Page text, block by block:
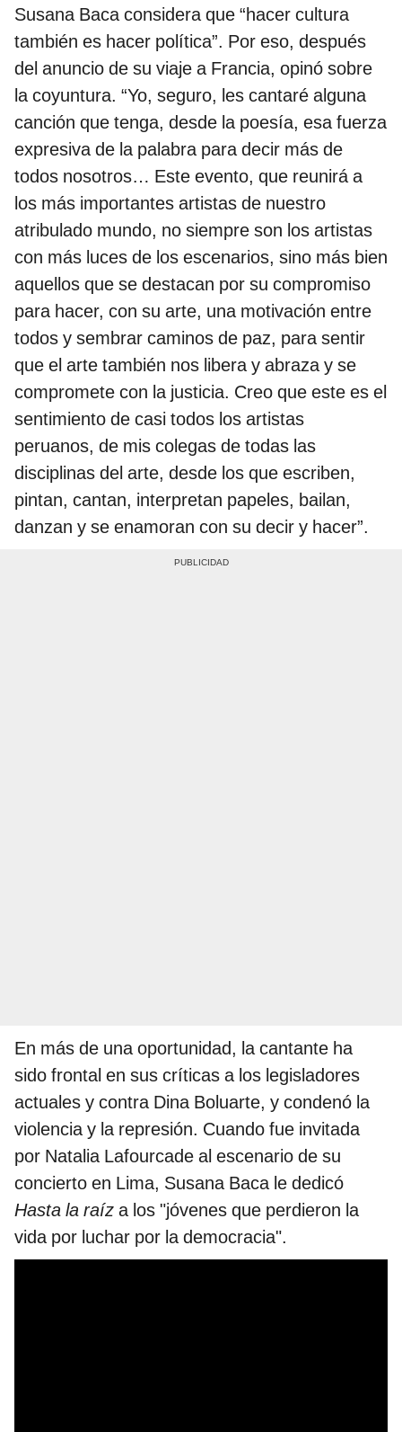
Susana Baca considera que “hacer cultura
también es hacer política”. Por eso, después
del anuncio de su viaje a Francia, opinó sobre
la coyuntura. “Yo, seguro, les cantaré alguna
canción que tenga, desde la poesía, esa fuerza
expresiva de la palabra para decir más de
todos nosotros… Este evento, que reunirá a
los más importantes artistas de nuestro
atribulado mundo, no siempre son los artistas
con más luces de los escenarios, sino más bien
aquellos que se destacan por su compromiso
para hacer, con su arte, una motivación entre
todos y sembrar caminos de paz, para sentir
que el arte también nos libera y abraza y se
compromete con la justicia. Creo que este es el
sentimiento de casi todos los artistas
peruanos, de mis colegas de todas las
disciplinas del arte, desde los que escriben,
pintan, cantan, interpretan papeles, bailan,
danzan y se enamoran con su decir y hacer”.
En más de una oportunidad, la cantante ha
sido frontal en sus críticas a los legisladores
actuales y contra Dina Boluarte, y condenó la
violencia y la represión. Cuando fue invitada
por Natalia Lafourcade al escenario de su
concierto en Lima, Susana Baca le dedicó
Hasta la raíz a los "jóvenes que perdieron la
vida por luchar por la democracia".